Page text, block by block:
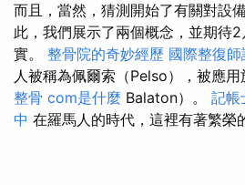
而且，當然，猜測開始了有關對設
此，我們展示了兩個概念，並期待
實。 整骨院的奇妙經歷 國際整復師
人被稱為佩爾索（Pelso），被應
整骨 com是什麼 Balaton）。 記帳
中 在羅馬人的時代，這裡有著繁榮